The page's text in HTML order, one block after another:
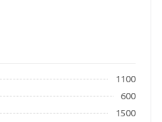
1100
600
1500